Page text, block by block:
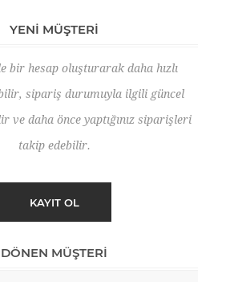
YENI MÜŞTERI
bir hesap oluşturarak daha hızlı
sipariş durumuyla ilgili güncel
ve daha önce yaptığınız siparişleri
takip edebilir.
DÖNEN MÜŞTERI